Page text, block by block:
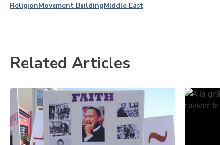
ReligionMovement BuildingMiddle East
Related Articles